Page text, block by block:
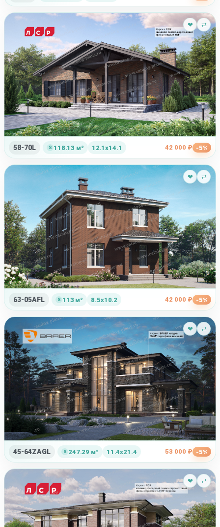
❤ ⇄
58-70L 118.13 м² 12.1x14.1 42 000 ₽ -5%
❤ ⇄
63-05AFL 113 м² 8.5x10.2 42 000 ₽ -5%
❤ ⇄
45-64ZAGL 247.29 м² 11.4x21.4 53 000 ₽ -5%
❤ ⇄